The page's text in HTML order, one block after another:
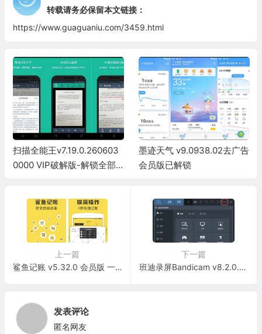
转载请务必保留本文链接：
https://www.guaguaniu.com/3459.html
扫描全能王v7.19.0.260603
0000 VIP破解版-解锁全部
墨迹天气 v9.0938.02去广告
会员版已解锁
上一篇
鲨鱼记账 v5.32.0 会员版 一款专业的生活记账软件
下一篇
班迪录屏Bandicam v8.2.0.2523 VIP破解版（集成授权码）高清屏幕录像软件
发表评论
匿名网友